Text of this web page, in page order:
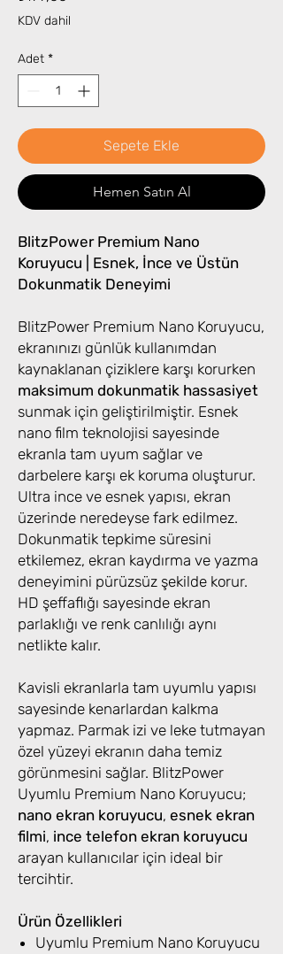
KDV dahil
Adet *
Sepete Ekle
Hemen Satın Al
BlitzPower Premium Nano
Koruyucu | Esnek, İnce ve Üstün
Dokunmatik Deneyimi
BlitzPower Premium Nano Koruyucu,
ekranınızı günlük kullanımdan
kaynaklanan çiziklere karşı korurken
maksimum dokunmatik hassasiyet
sunmak için geliştirilmiştir. Esnek
nano film teknolojisi sayesinde
ekranla tam uyum sağlar ve
darbelere karşı ek koruma oluşturur.
Ultra ince ve esnek yapısı, ekran
üzerinde neredeyse fark edilmez.
Dokunmatik tepkime süresini
etkilemez, ekran kaydırma ve yazma
deneyimini pürüzsüz şekilde korur.
HD şeffaflığı sayesinde ekran
parlaklığı ve renk canlılığı aynı
netlikte kalır.
Kavisli ekranlarla tam uyumlu yapısı
sayesinde kenarlardan kalkma
yapmaz. Parmak izi ve leke tutmayan
özel yüzeyi ekranın daha temiz
görünmesini sağlar. BlitzPower
Uyumlu Premium Nano Koruyucu;
nano ekran koruyucu, esnek ekran
filmi, ince telefon ekran koruyucu
arayan kullanıcılar için ideal bir
tercihtir.
Ürün Özellikleri
Uyumlu Premium Nano Koruyucu